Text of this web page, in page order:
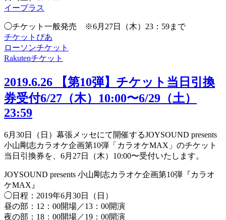
イープラス
◯チケット一般発売 ※6月27日（木）23：59まで
チケットぴあ
ローソンチケット
Rakutenチケット
2019.6.26
【第10弾】チケット当日引換
券受付6/27（木）10:00〜6/29（土）
23:59
6月30日（日）幕張メッセにて開催するJOYSOUND presents
小山剛志カラオケ企画第10弾「カラオケMAX」のチケット
当日引換券を、6月27日（木）10:00〜受付いたします。
JOYSOUND presents 小山剛志カラオケ企画第10弾『カラオ
ケMAX』
◯日程：2019年6月30日（日）
昼の部：12：00開場／13：00開演
夜の部：18：00開場／19：00開演